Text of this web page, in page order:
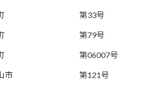
第33号
第79号
第06007号
市 第121号